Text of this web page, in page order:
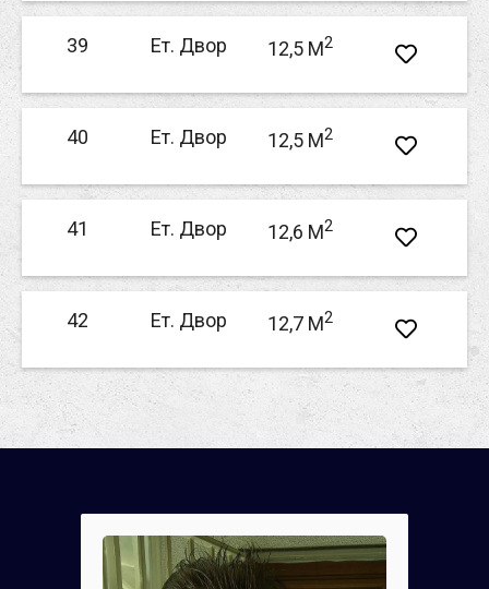
39 Ет. Двор 12,5 M2
40 Ет. Двор 12,5 M2
41 Ет. Двор 12,6 M2
42 Ет. Двор 12,7 M2